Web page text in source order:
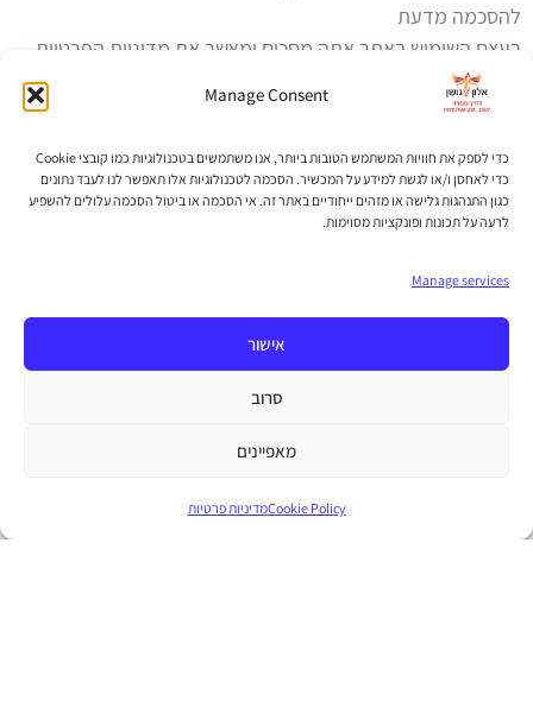
Manage Consent
כדי לספק את חוויות המשתמש הטובות ביותר, אנו משתמשים בטכנולוגיות כמו קובצי Cookie
כדי לאחסן ו/או לגשת למידע על המכשיר. הסכמה לטכנולוגיות אלו תאפשר לנו לעבד נתונים
כגון התנהגות גלישה או מזהים ייחודיים באתר זה. אי הסכמה או ביטול הסכמה עלולים להשפיע
לרעה על תכונות ופונקציות מסוימות.
Manage services
אישור
סרוב
מאפיינים
Cookie Policyמדיניות פרטיות
להסכמה מדעת
בעצם השימוש באתר אתה מסכים ומאשר את מדיניות הפרטיות
ואת תנאי השימוש.
אנו יכולים לשנות ו/או לערוך ו/או לעדכן את מדיניות הפרטיות
מעת לעת. אתה מוזמן לבדוק את העמוד מדי פעם כדי לוודא
שאתה מכיר את כל השינויים.